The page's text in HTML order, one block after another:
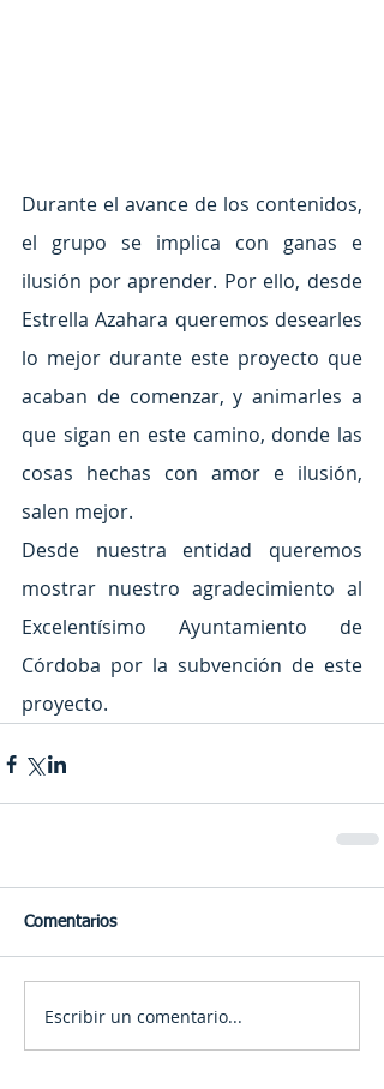
Durante el avance de los contenidos,
el grupo se implica con ganas e
ilusión por aprender. Por ello, desde
Estrella Azahara queremos desearles
lo mejor durante este proyecto que
acaban de comenzar, y animarles a
que sigan en este camino, donde las
cosas hechas con amor e ilusión,
salen mejor.
Desde nuestra entidad queremos
mostrar nuestro agradecimiento al
Excelentísimo Ayuntamiento de
Córdoba por la subvención de este
proyecto.
Comentarios
Escribir un comentario...